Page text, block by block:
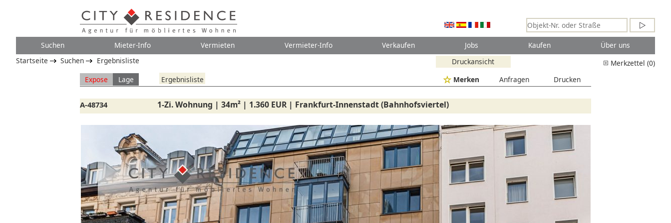
Suchen Mieter-Info Vermieten Vermieter-Info Verkaufen Jobs Kaufen
Über uns
Merkzettel (0)
Druckansicht
Startseite Suchen
Ergebnisliste
Expose
Lage Ergebnisliste Drucken
Anfragen
Merken
A-48734 1-Zi. Wohnung | 34m² | 1.360 EUR | Frankfurt-Innenstadt (Bahnhofsviertel)